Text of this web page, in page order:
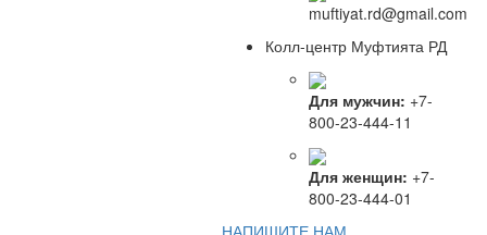
muftiyat.rd@gmail.com
Колл-центр Муфтията РД
Для мужчин: +7-
800-23-444-11
Для женщин: +7-
800-23-444-01